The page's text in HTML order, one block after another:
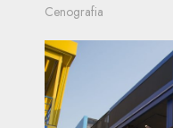
Cenografia